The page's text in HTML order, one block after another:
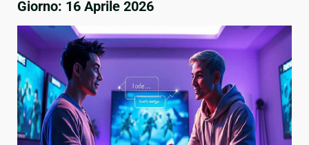
Giorno: 16 Aprile 2026